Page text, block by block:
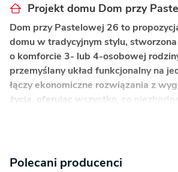
Projekt domu Dom przy
Dom przy Pastelowej 26 to
domu w tradycyjnym stylu, stworzona
o komforcie 3- lub 4-osobowej
przemyślany układ funkcjonalny na
łączy ekonomiczne rozwiązania z
życia, oferując wszystko, co
Otwarta strefa dzienna z
Polecani producenci